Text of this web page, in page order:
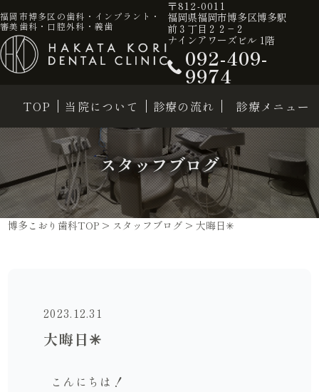
福岡市博多区の歯科・インプラント・
審美歯科・口腔外科・義歯
〒812-0011
福岡県福岡市博多区博多駅
前３丁目２２−２
ナインアワーズビル 1階
092-409-
9974
TOP 当院について 診療の流れ 診療メニュー
スタッフブログ
博多こおり歯科TOP > スタッフブログ >大晦日✳︎
2023.12.31
大晦日✳︎
こんにちは！